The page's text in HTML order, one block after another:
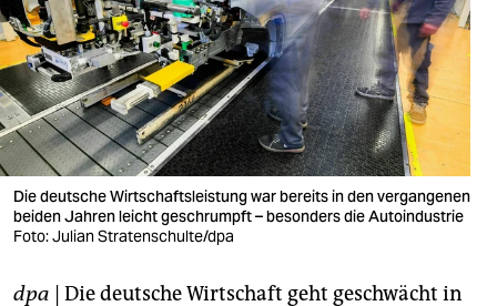
verlag
verlag
veranstaltungen
shop
fragen & hilfe
unterstützen
abo
Die deutsche Wirtschaftsleistung war bereits in den vergangenen
beiden Jahren leicht geschrumpft – besonders die Autoindustrie
Foto: Julian Stratenschulte/dpa
dpa | Die deutsche Wirtschaft geht geschwächt in